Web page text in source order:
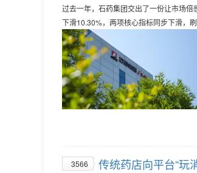
过去一年，石药集团交出了一份让市场
下滑10.30%，两项核心指标同步下滑，
3566 传统药店向平台“玩